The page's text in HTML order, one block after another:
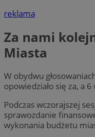
reklama
Za nami
Miasta
W obydwu
opowiedziało się za, a
Podczas wczorajszej
sprawozdanie
wykonania budżetu